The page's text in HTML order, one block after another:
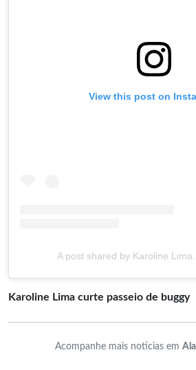
View this post on
A post shared by Karoline
Karoline Lima curte passeio de buggy
Acompanhe mais notícias em